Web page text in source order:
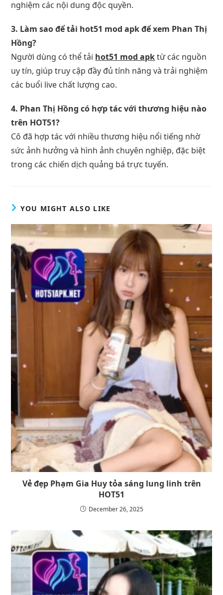
nghiệm các nội dung độc quyền.
3. Làm sao để tải hot51 mod apk để xem Phan Thị
Hồng?
Người dùng có thể tải hot51 mod apktừ các nguồn
uy tín, giúp truy cập đầy đủ tính năng và trải nghiệm
các buổi live chất lượng cao.
4. Phan Thị Hồng có hợp tác với thương hiệu nào
trên HOT51?
Cô đã hợp tác với nhiều thương hiệu nổi tiếng nhờ
sức ảnh hưởng và hình ảnh chuyên nghiệp, đặc biệt
trong các chiến dịch quảng bá trực tuyến.
YOU MIGHT ALSO LIKE
Vẻ đẹp Phạm Gia Huy tỏa sáng lung linh trên
HOT51
December 26, 2025